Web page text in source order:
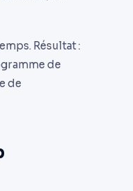
Résultat :
de
de